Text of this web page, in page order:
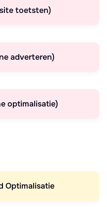
toetsten)
adverteren)
optimalisatie)
Optimalisatie